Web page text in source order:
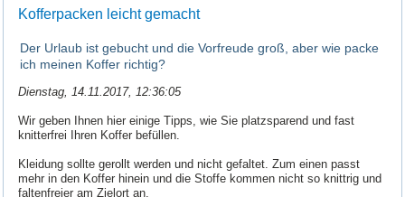
Kofferpacken leicht gemacht
Der Urlaub ist gebucht und die Vorfreude groß, aber wie packe
ich meinen Koffer richtig?
Dienstag, 14.11.2017, 12:36:05
Wir geben Ihnen hier einige Tipps, wie Sie platzsparend und fast
knitterfrei Ihren Koffer befüllen.
Kleidung sollte gerollt werden und nicht gefaltet. Zum einen passt
mehr in den Koffer hinein und die Stoffe kommen nicht so knittrig und
faltenfreier am Zielort an.